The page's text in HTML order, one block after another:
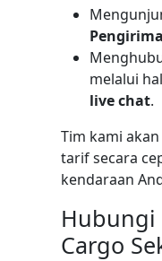
melalui
live chat.
Tim kami
tarif secara
kendaraan
Hubungi
Cargo